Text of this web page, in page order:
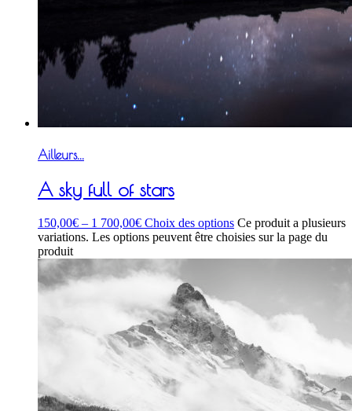
Ailleurs...
A sky full of stars
150,00€ – 1 700,00€ Choix des options Ce produit a plusieurs
variations. Les options peuvent être choisies sur la page du
produit